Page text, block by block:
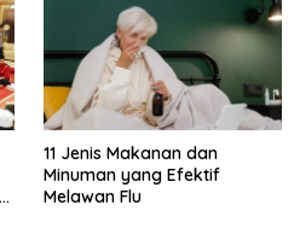
11 Jenis Makanan dan
Minuman yang Efektif
Melawan Flu